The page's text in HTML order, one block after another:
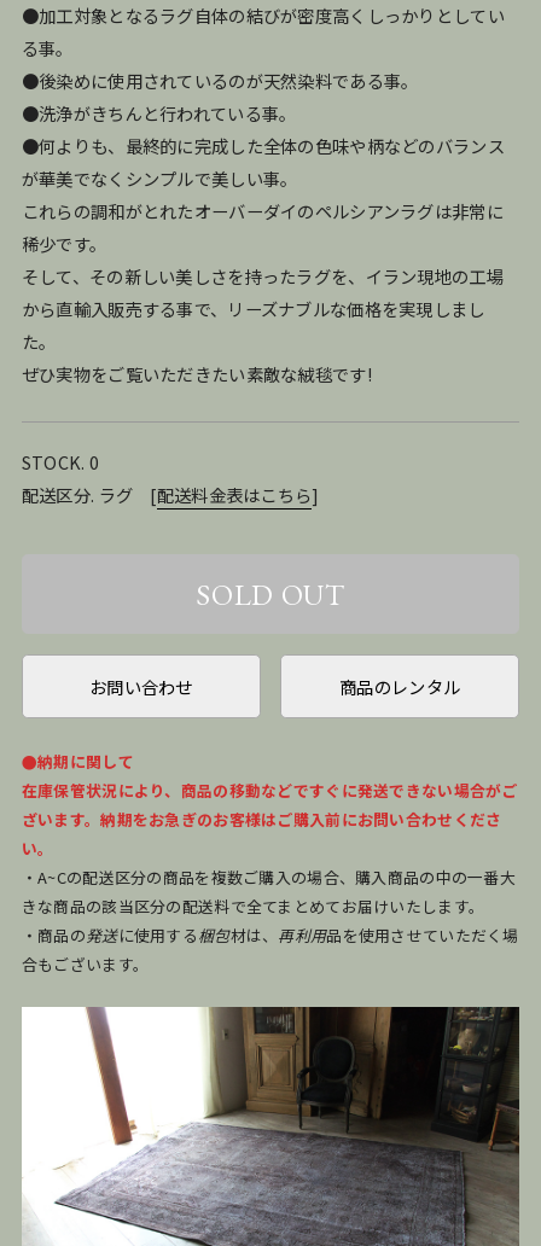
●加工対象となるラグ自体の結びが密度高くしっかりとしてい
る事。
●後染めに使用されているのが天然染料である事。
●洗浄がきちんと行われている事。
●何よりも、最終的に完成した全体の色味や柄などのバランス
が華美でなくシンプルで美しい事。
これらの調和がとれたオーバーダイのペルシアンラグは非常に
稀少です。
そして、その新しい美しさを持ったラグを、イラン現地の工場
から直輸入販売する事で、リーズナブルな価格を実現しまし
た。
ぜひ実物をご覧いただきたい素敵な絨毯です!
STOCK. 0
配送区分. ラグ [配送料金表はこちら]
お問い合わせ 商品のレンタル
●納期に関して
在庫保管状況により、商品の移動などですぐに発送できない場合がご
ざいます。納期をお急ぎのお客様はご購入前にお問い合わせくださ
い。
・A~Cの配送区分の商品を複数ご購入の場合、購入商品の中の一番大
きな商品の該当区分の配送料で全てまとめてお届けいたします。
・商品の発送に使用する梱包材は、 再利用品を使用させていただく場
合もございます。